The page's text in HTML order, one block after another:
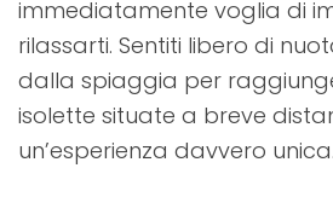
immediatamente voglia di
rilassarti. Sentiti libero di
dalla spiaggia per
isolette situate a breve
un’esperienza davvero unica.